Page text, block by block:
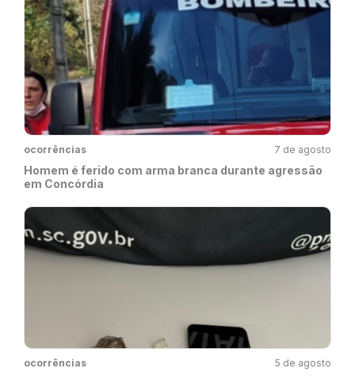
ocorrências 7 de agosto
Homem é ferido com arma branca durante agressão
em Concórdia
ocorrências 5 de agosto